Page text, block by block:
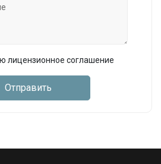
лицензионное соглашение
Отправить